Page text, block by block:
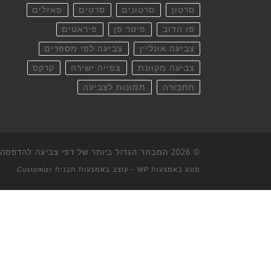
סרטון סרטונים סרטים פאזלים
פו הדוב פיטר פן פיראטים
צביעה אונליין צביעה לפי מספרים
צביעה מקוונת צפייה ישירה קרקס
תחבורה תמונות לצביעה
© 2026 המבחר הגדול ביותר של דפי צביעה להדפסה
מונע באמצעות WP – עוצב באמצעות תבנית Customizr